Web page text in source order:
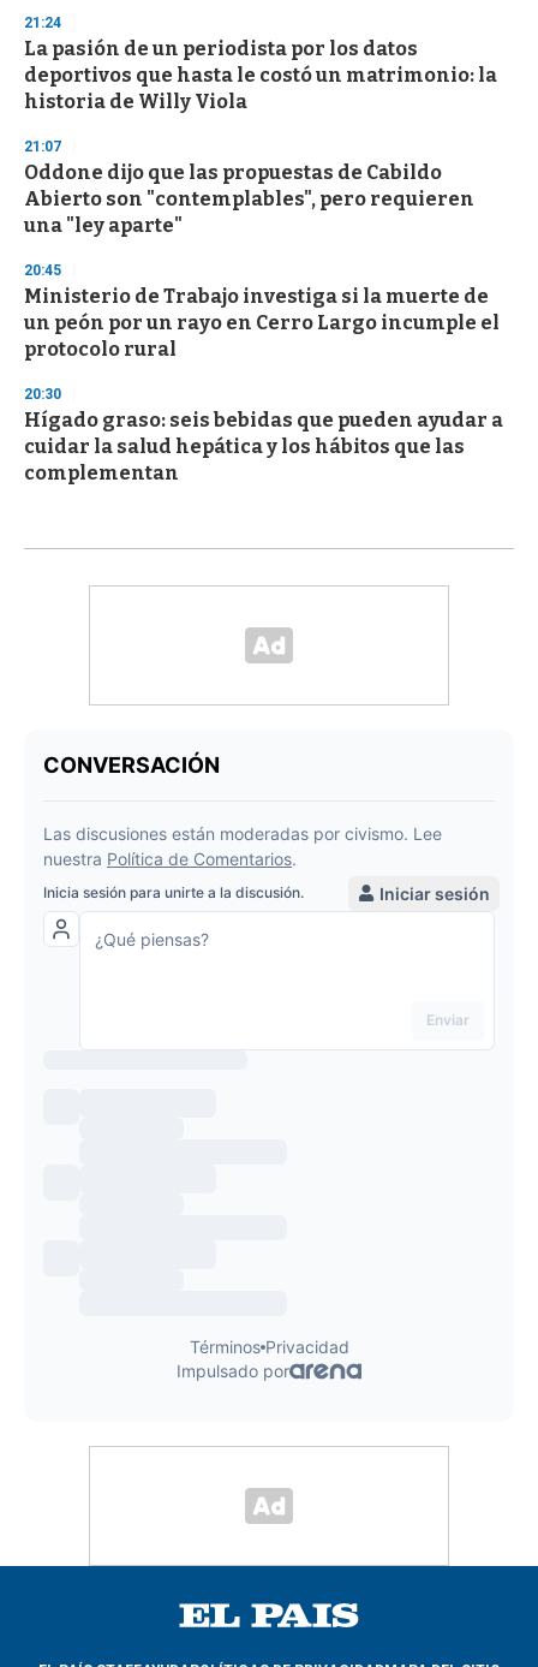
21:24
La pasión de un periodista por los datos
deportivos que hasta le costó un matrimonio: la
historia de Willy Viola
21:07
Oddone dijo que las propuestas de Cabildo
Abierto son "contemplables", pero requieren
una "ley aparte"
20:45
Ministerio de Trabajo investiga si la muerte de
un peón por un rayo en Cerro Largo incumple el
protocolo rural
20:30
Hígado graso: seis bebidas que pueden ayudar a
cuidar la salud hepática y los hábitos que las
complementan